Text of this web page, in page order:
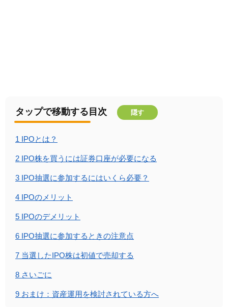
タップで移動する目次 隠す
1 IPOとは？
2 IPO株を買うには証券口座が必要になる
3 IPO抽選に参加するにはいくら必要？
4 IPOのメリット
5 IPOのデメリット
6 IPO抽選に参加するときの注意点
7 当選したIPO株は初値で売却する
8 さいごに
9 おまけ：資産運用を検討されている方へ